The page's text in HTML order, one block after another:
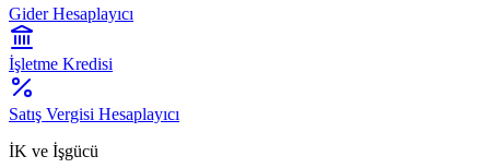
Gider Hesaplayıcı
İşletme Kredisi
Satış Vergisi Hesaplayıcı
İK ve İşgücü